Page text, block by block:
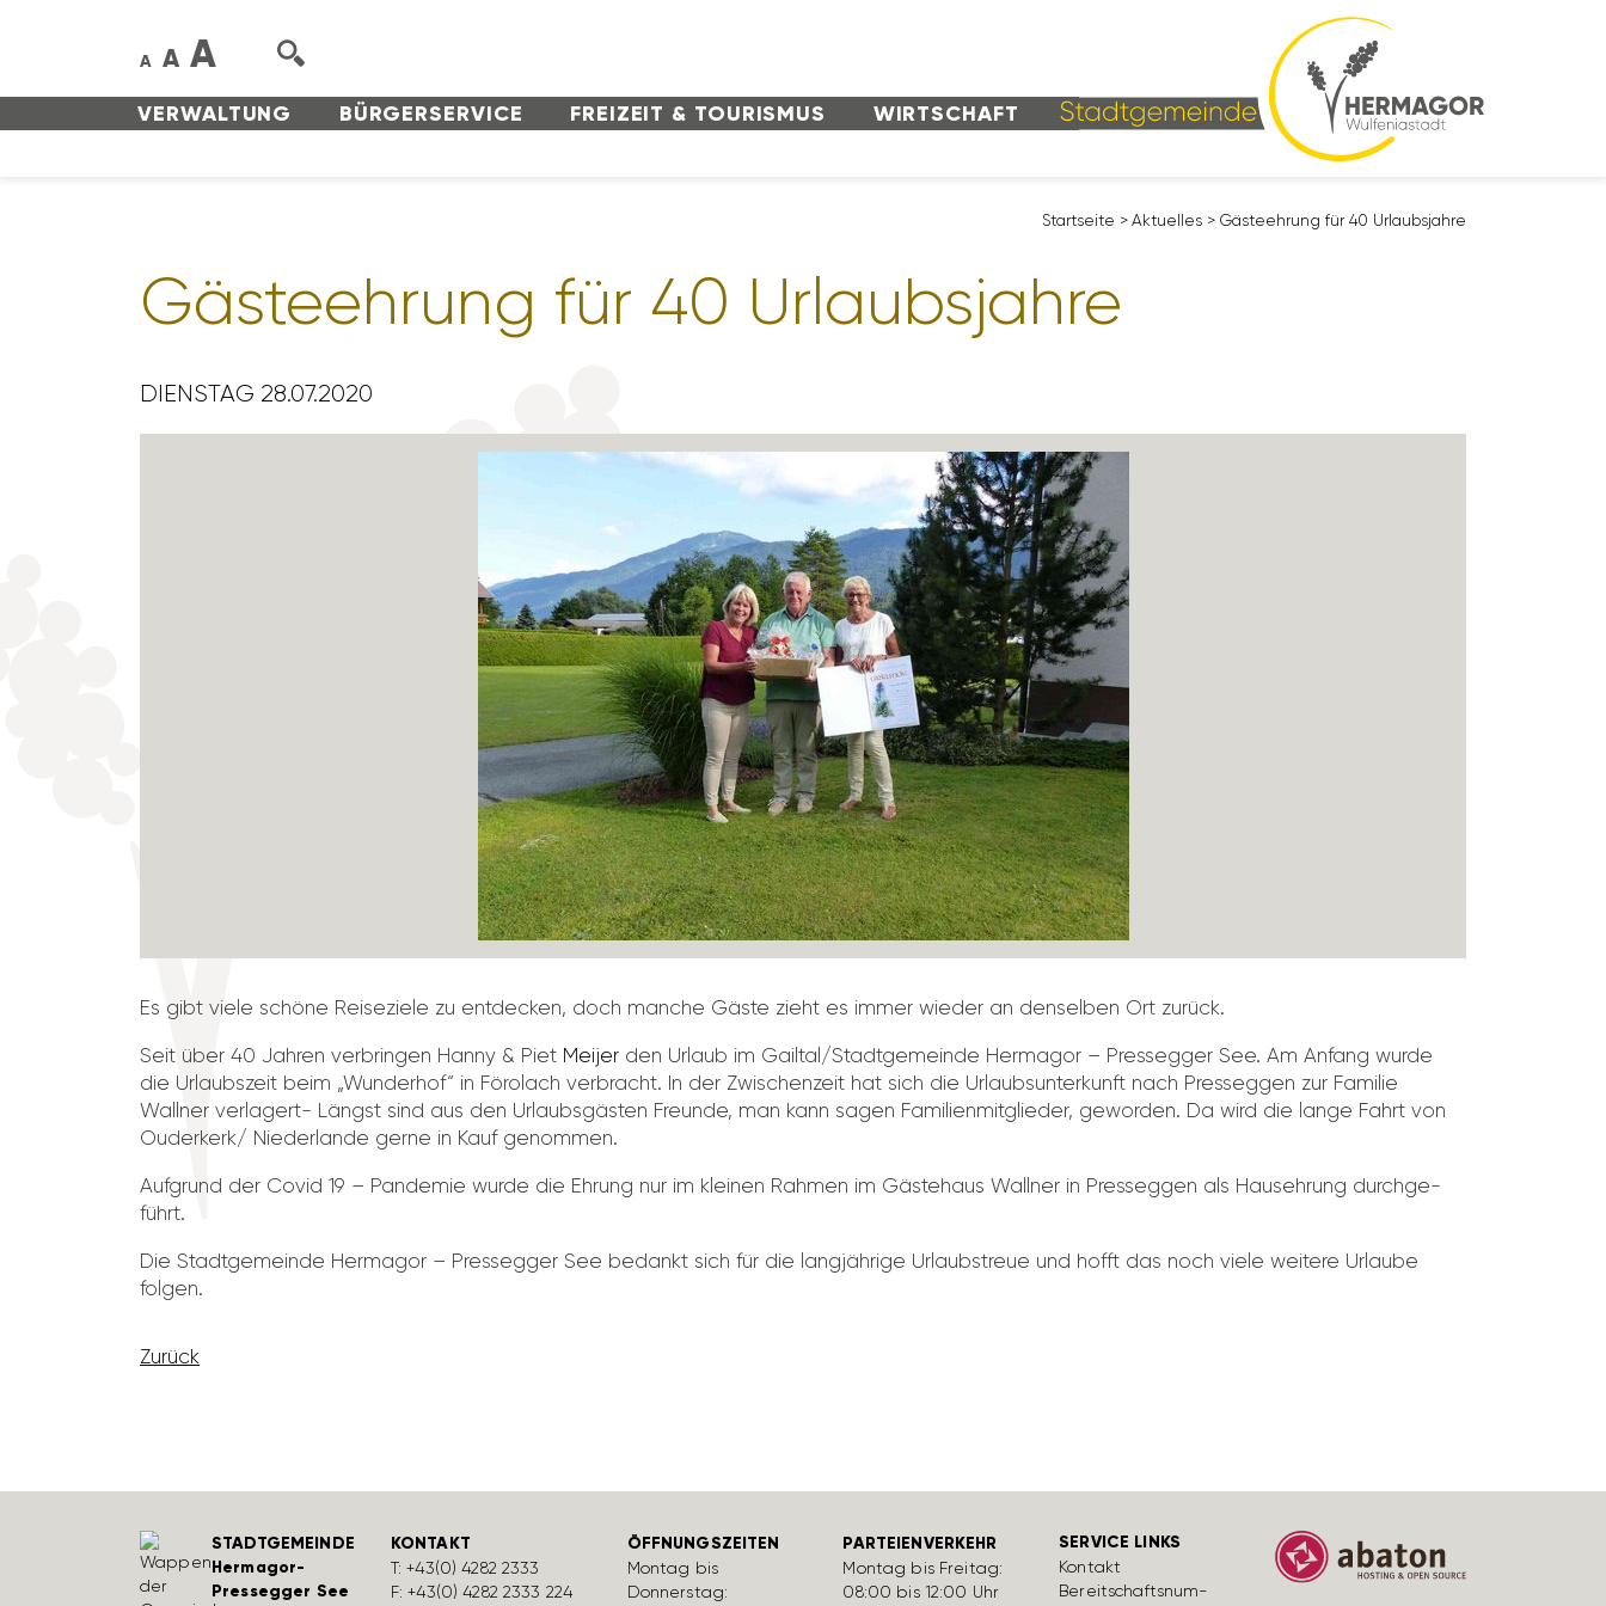
VERWAL­TUNG BÜRGER­SERVICE FREI­ZEIT & TOURISMUS WIRT­SCHAFT
A A A
Start­seite > Aktu­elles > Gästeeh­rung für 40 Urlaubs­jahre
Gästeeh­rung für 40 Urlaubs­jahre
DIENSTAG 28.07.2020
Es gibt viele schöne Reise­ziele zu entde­cken, doch manche Gäste zieht es immer wieder an denselben Ort zurück.
Seit über 40 Jahren verbringen Hanny & Piet Meijer den Urlaub im Gailtal/​Stadt­ge­meinde Hermagor – Pres­segger See. Am Anfang wurde
die Urlaubs­zeit beim „Wunderhof“ in Förolach verbracht. In der Zwischen­zeit hat sich die Urlaubs­un­ter­kunft nach Pres­seggen zur Familie
Wallner verla­gert- Längst sind aus den Urlaubs­gästen Freunde, man kann sagen Fami­li­en­mit­glieder, geworden. Da wird die lange Fahrt von
Ouder­kerk/ Nieder­lande gerne in Kauf genommen.
Aufgrund der Covid 19 – Pandemie wurde die Ehrung nur im kleinen Rahmen im Gäste­haus Wallner in Pres­seggen als Hauseh­rung durch­ge­
führt.
Die Stadt­ge­meinde Hermagor – Pres­segger See bedankt sich für die lang­jäh­rige Urlaub­s­treue und hofft das noch viele weitere Urlaube
folgen.
Zurück
STADTGEMEINDE
Hermagor-
Pressegger See
KONTAKT
T:+43(0) 4282 2333
F: +43(0) 4282 2333 224
ÖFFNUNGSZEITEN
Montag bis
Donnerstag:
PARTEIENVERKEHR
Montag bis Freitag:
08:00 bis 12:00 Uhr
SERVICE LINKS
Kontakt
Bereit­schafts­num­